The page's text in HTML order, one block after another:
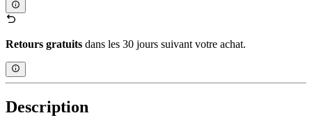
Retours gratuits dans les 30 jours suivant votre achat.
Description